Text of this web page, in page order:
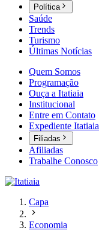
Política
Saúde
Trends
Turismo
Últimas Notícias
Quem Somos
Programação
Ouça a Itatiaia
Institucional
Entre em Contato
Expediente Itatiaia
Filiadas
Afiliadas
Trabalhe Conosco
Capa
Economia